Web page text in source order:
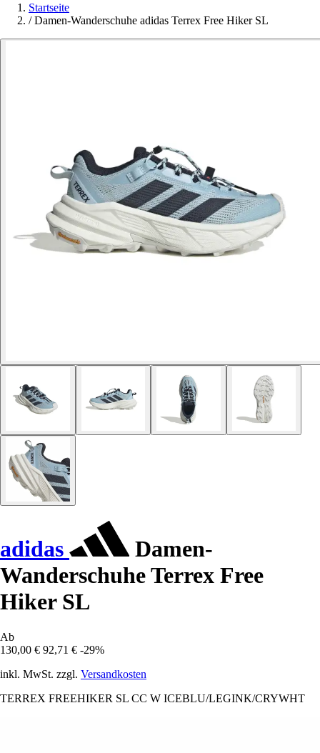
Startseite
/ Damen-Wanderschuhe adidas Terrex Free Hiker SL
adidas
Damen-
Wanderschuhe Terrex Free
Hiker SL
Ab
130,00 € 92,71 € -29%
inkl. MwSt. zzgl. Versandkosten
TERREX FREEHIKER SL CC W ICEBLU/LEGINK/CRYWHT